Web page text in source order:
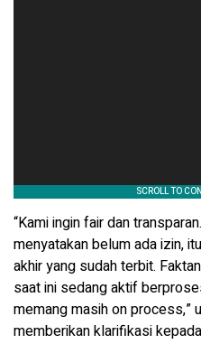
“Kami ingin fair dan
menyatakan belum ada izin,
akhir yang sudah terbit.
saat ini sedang aktif
memang masih on process,”
memberikan klarifikasi